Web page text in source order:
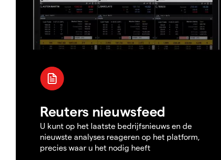
Reuters nieuwsfeed
U kunt op het laatste bedrijfsnieuws en de
nieuwste analyses reageren op het platform,
precies waar u het nodig heeft